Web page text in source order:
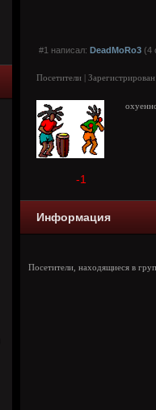
#1 написал: DeadMoRo3 (4
Посетители |
-1
Информация
Посетители, находящиеся в